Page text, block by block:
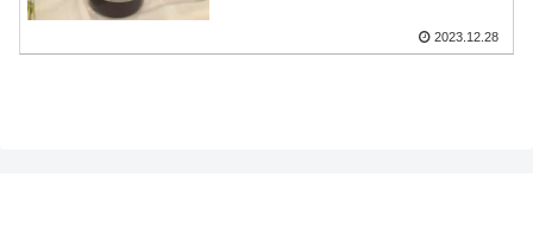
2023.12.28